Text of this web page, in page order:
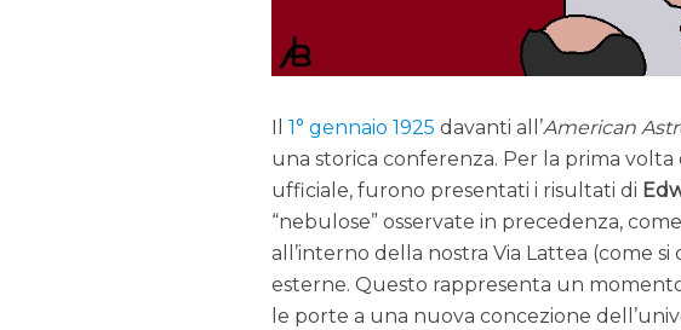
Il1° gennaio 1925 davanti all’American
una storica conferenza. Per la prima
ufficiale, furono presentati i risultati di
“nebulose” osservate in precedenza,
all’interno della nostra Via Lattea (come
esterne. Questo rappresenta un
le porte a una nuova concezione